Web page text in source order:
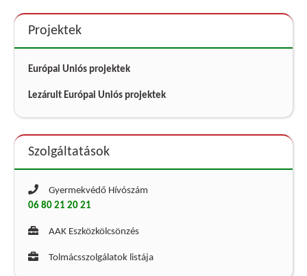
Projektek
Európai Uniós projektek
Lezárult Európai Uniós projektek
Szolgáltatások
Gyermekvédő Hívószám
06 80 21 20 21
AAK Eszközkölcsönzés
Tolmácsszolgálatok listája